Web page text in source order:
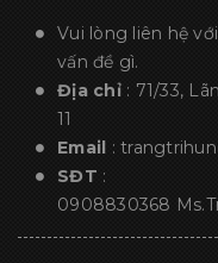
Vui lòng liên hệ
vấn đề gì.
Địa chỉ : 71/33,
11
Email :
SĐT :
0908830368